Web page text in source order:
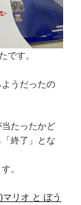
です。
うだったの
たったかど
終了」とな
。
リオ と ぼう